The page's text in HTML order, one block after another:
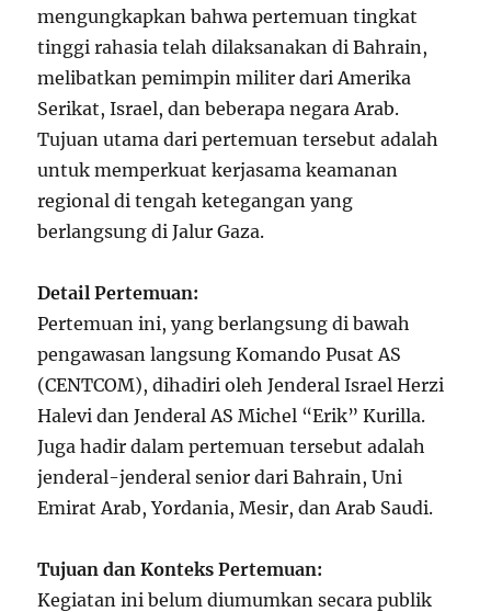
mengungkapkan bahwa pertemuan tingkat
tinggi rahasia telah dilaksanakan di Bahrain,
melibatkan pemimpin militer dari Amerika
Serikat, Israel, dan beberapa negara Arab.
Tujuan utama dari pertemuan tersebut adalah
untuk memperkuat kerjasama keamanan
regional di tengah ketegangan yang
berlangsung di Jalur Gaza.
Detail Pertemuan:
Pertemuan ini, yang berlangsung di bawah
pengawasan langsung Komando Pusat AS
(CENTCOM), dihadiri oleh Jenderal Israel Herzi
Halevi dan Jenderal AS Michel “Erik” Kurilla.
Juga hadir dalam pertemuan tersebut adalah
jenderal-jenderal senior dari Bahrain, Uni
Emirat Arab, Yordania, Mesir, dan Arab Saudi.
Tujuan dan Konteks Pertemuan:
Kegiatan ini belum diumumkan secara publik